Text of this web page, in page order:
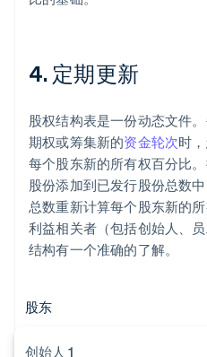
4. 定期更新
股权结构表是一份动态文件
期权或筹集新的资金轮次时
每个股东新的所有权百分比
股份添加到已发行股份总数
总数重新计算每个股东新的
利益相关者（包括创始人、
结构有一个准确的了解。
股东
创始人 1